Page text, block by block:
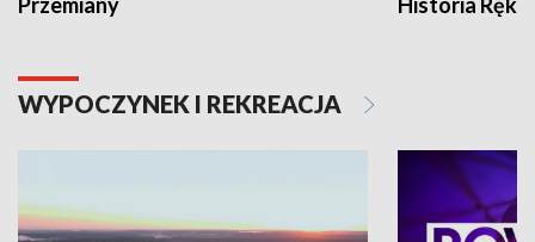
WYPOCZYNEK I REKREACJA